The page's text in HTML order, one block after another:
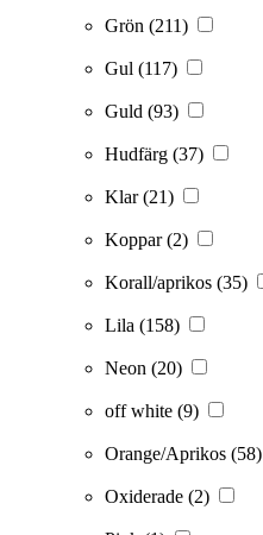
Grön (211)
Gul (117)
Guld (93)
Hudfärg (37)
Klar(21)
Koppar(2)
Korall/aprikos (35)
Lila (158)
Neon (20)
off white (9)
Orange/Aprikos (58)
Oxiderade (2)